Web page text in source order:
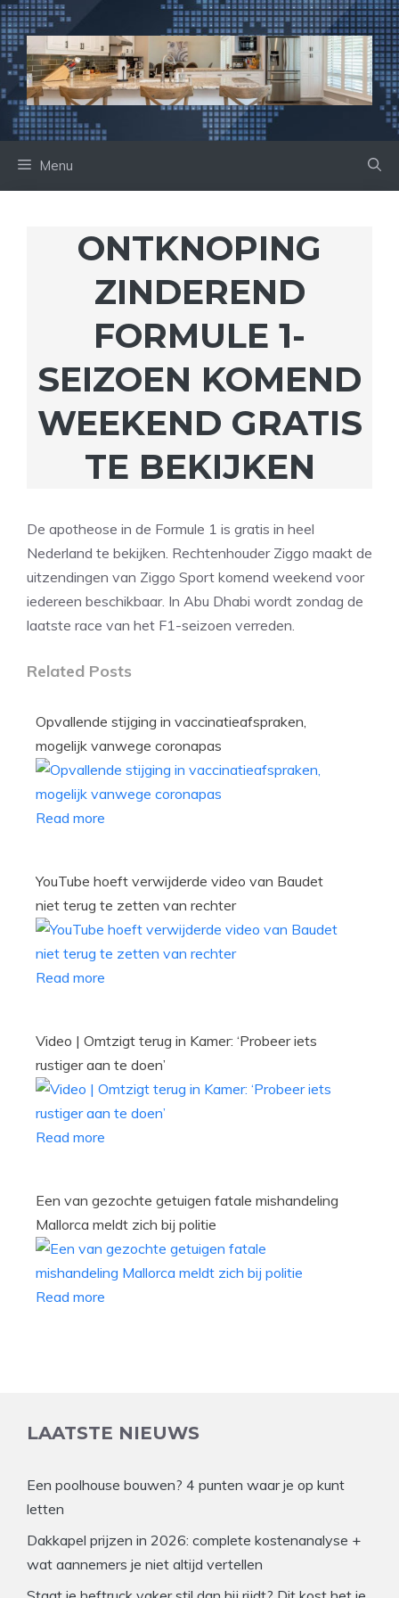
Ga
naar
de
inhoud
Menu
ONTKNOPING
ZINDEREND
FORMULE 1-
SEIZOEN KOMEND
WEEKEND GRATIS
TE BEKIJKEN
De apotheose in de Formule 1 is gratis in heel
Nederland te bekijken. Rechtenhouder Ziggo maakt de
uitzendingen van Ziggo Sport komend weekend voor
iedereen beschikbaar. In Abu Dhabi wordt zondag de
laatste race van het F1-seizoen verreden.
Related Posts
Opvallende stijging in vaccinatieafspraken,
mogelijk vanwege coronapas
Read more
YouTube hoeft verwijderde video van Baudet
niet terug te zetten van rechter
Read more
Video | Omtzigt terug in Kamer: ‘Probeer iets
rustiger aan te doen’
Read more
Een van gezochte getuigen fatale mishandeling
Mallorca meldt zich bij politie
Read more
LAATSTE NIEUWS
Een poolhouse bouwen? 4 punten waar je op kunt
letten
Dakkapel prijzen in 2026: complete kostenanalyse +
wat aannemers je niet altijd vertellen